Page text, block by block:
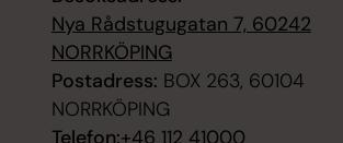
Nya Rådstugugatan 7, 60242
NORRKÖPING
Postadress: BOX 263, 60104
NORRKÖPING